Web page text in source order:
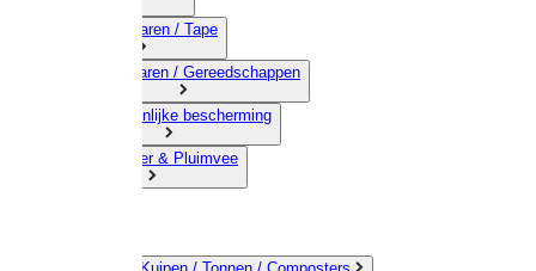
09) Touwwaren / Tape
10) IJzerwaren / Gereedschappen
11) Persoonlijke bescherming
12) Kleindier & Pluimvee